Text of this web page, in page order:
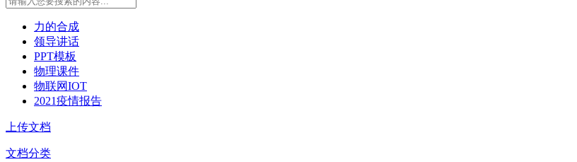
力的合成
领导讲话
PPT模板
物理课件
物联网IOT
2021疫情报告
上传文档
文档分类